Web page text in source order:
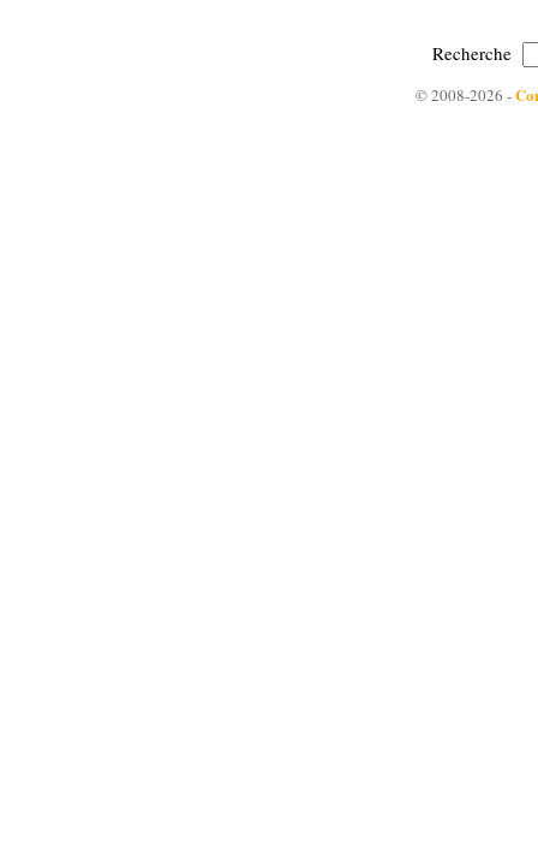
Recherche
© 2008-2026 -